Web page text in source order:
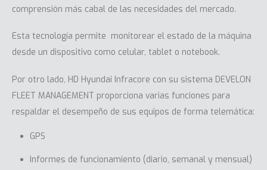
comprensión más cabal de las necesidades del mercado.
Esta tecnología permite monitorear el estado de la máquina
desde un dispositivo como celular, tablet o notebook.
Por otro lado, HD Hyundai Infracore con su sistema DEVELON
FLEET MANAGEMENT proporciona varias funciones para
respaldar el desempeño de sus equipos de forma telemática:
GPS
Informes de funcionamiento (diario, semanal y mensual)